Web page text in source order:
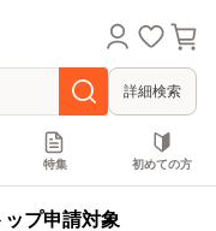
詳細検索
特集 初めての方
プ申請対象